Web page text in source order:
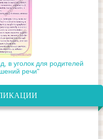
в уголок для родителей
речи"